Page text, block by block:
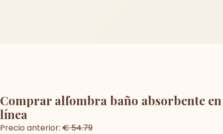
Comprar alfombra baño absorbente en
línea
Precio anterior: € 54.79